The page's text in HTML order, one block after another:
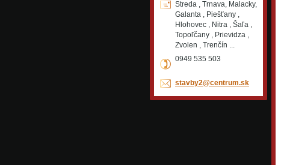
Streda , Trnava, Malacky,
Galanta , Piešťany ,
Hlohovec , Nitra , Šaľa ,
Topoľčany , Prievidza ,
Zvolen , Trenčín ...
0949 535 503
stavby2@centrum.sk